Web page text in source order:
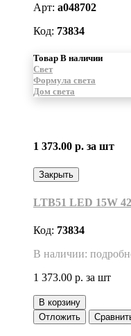
Арт: a048702
Код: 73834
Товар В наличии
Свет
Формула света
Дом света
1 373.00 р. за шт
Закрыть
LTB51 LED 15W
Код: 73834
В наличии:
1 373.00 р. за шт
В корзину
Отложить